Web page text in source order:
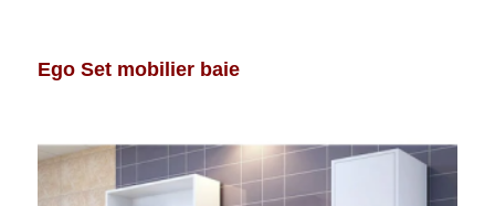
Ego Set mobilier baie